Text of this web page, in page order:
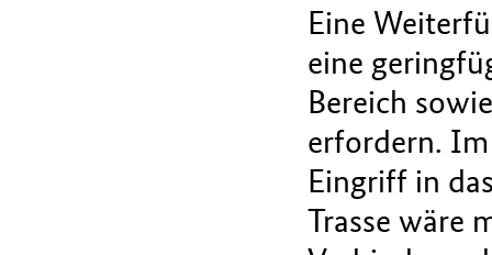
Eine
eine
Bereich
erfordern.
Eingriff in
Trasse wäre